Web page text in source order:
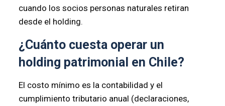
cuando los socios personas naturales retiran
desde el holding.
¿Cuánto cuesta operar un
holding patrimonial en Chile?
El costo mínimo es la contabilidad y el
cumplimiento tributario anual (declaraciones,